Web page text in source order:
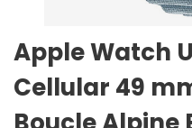
Apple Watch
Cellular 49